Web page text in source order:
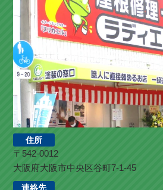
住所
〒542-0012
大阪府大阪市中央区谷町7-1-45
連絡先